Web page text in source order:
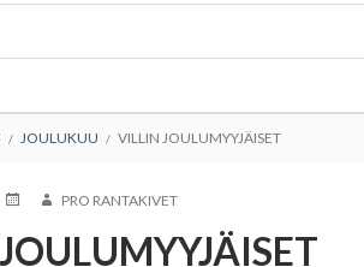
JOULUKUU VILLIN JOULUMYYJÄISET
JULKAISTUKIRJOITTAJA
PRO RANTAKIVET